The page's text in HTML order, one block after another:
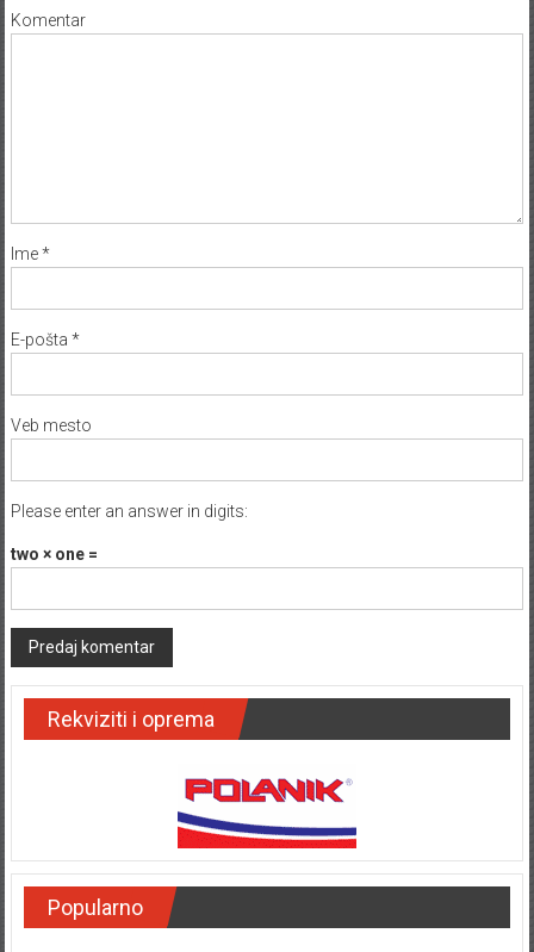
Komentar
Ime*
E-pošta *
Veb mesto
Please enter an answer in digits:
two × one =
Rekviziti i oprema
Popularno